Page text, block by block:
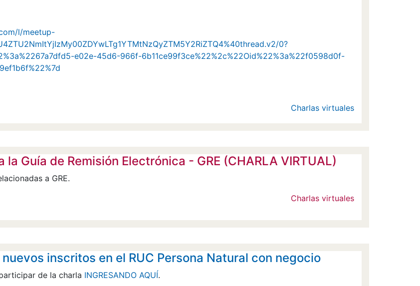
l/meetup-
0?
e02e-45d6-966f-6b11ce99f3ce%22%2c%22Oid%22%3a%22f0598d0f-
Charlas virtuales
Guía de Remisión Electrónica - GRE (CHARLA VIRTUAL)
a GRE.
Charlas virtuales
inscritos en el RUC Persona Natural con negocio
de la charla INGRESANDO AQUÍ.